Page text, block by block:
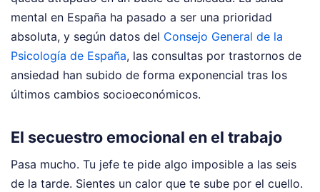
mental en España ha pasado a ser una prioridad
absoluta, y según datos del Consejo General de la
Psicología de España, las consultas por trastornos de
ansiedad han subido de forma exponencial tras los
últimos cambios socioeconómicos.
El secuestro emocional en el trabajo
Pasa mucho. Tu jefe te pide algo imposible a las seis
de la tarde. Sientes un calor que te sube por el cuello.